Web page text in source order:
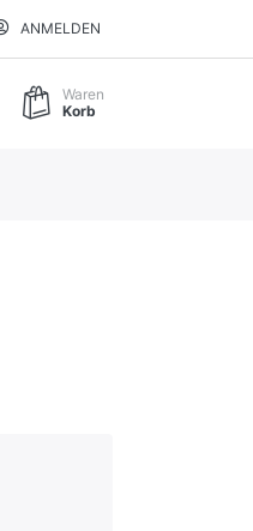
ANMELDEN
Waren
Korb